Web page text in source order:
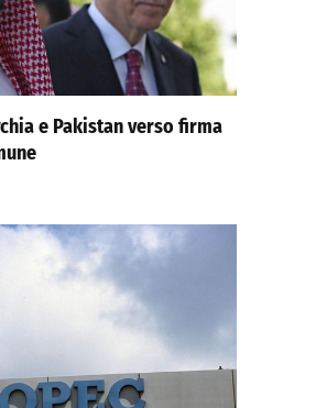
e Pakistan verso firma